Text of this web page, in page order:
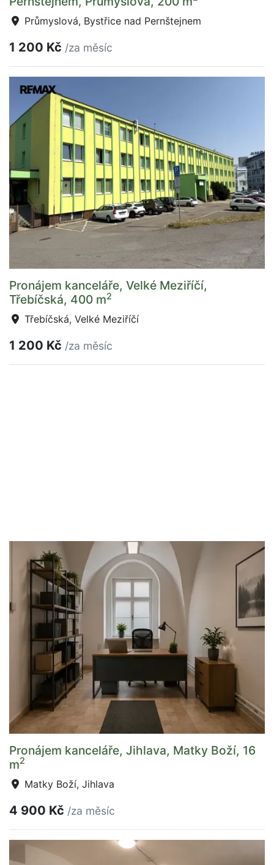
Průmyslová, Bystřice nad Pernštejnem
1 200 Kč /za měsíc
Pronájem kanceláře, Velké Meziříčí,
Třebíčská, 400 m2
Třebíčská, Velké Meziříčí
1 200 Kč /za měsíc
Pronájem kanceláře, Jihlava, Matky Boží, 16
m2
Matky Boží, Jihlava
4 900 Kč /za měsíc